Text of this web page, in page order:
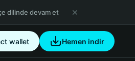
dilinde devam et
wallet Hemen indir